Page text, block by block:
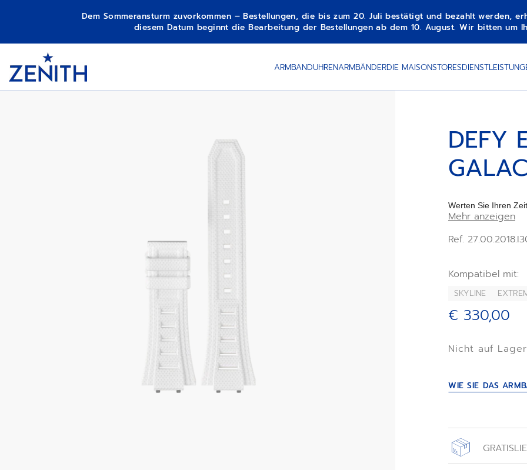
Dem Sommeransturm zuvorkommen – Bestellungen, die bis zum 20. Juli bestätigt und bezahlt werden,
diesem Datum beginnt die Bearbeitung der Bestellungen ab dem 10. August. Wir bitten um
1 ARMBANDUHRENARMBÄNDERDIE MAISONSTORES
DEFY
Werten Sie Ihren
GALACTIC
Mehr anzeigen
Ref.
Kompatibel mit:
SKYLINE
€ 330,00
Nicht auf Lager
WIE SIE DAS